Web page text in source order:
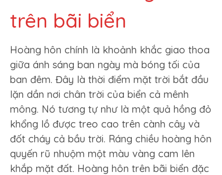
trên bãi biển
Hoàng hôn chính là khoảnh khắc giao thoa
giữa ánh sáng ban ngày mà bóng tối của
ban đêm. Đây là thời điểm mặt trời bắt đầu
lặn dần nơi chân trời của biển cả mênh
mông. Nó tương tự như là một quả hồng đỏ
khổng lồ được treo cao trên cành cây và
đốt cháy cả bầu trời. Ráng chiều hoàng hôn
quyến rũ nhuộm một màu vàng cam lên
khắp mặt đất. Hoàng hôn trên bãi biển đặc